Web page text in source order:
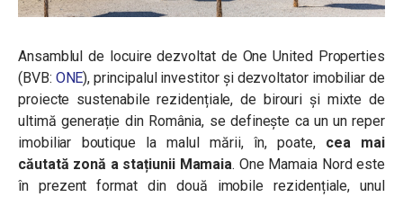
Ansamblul de locuire dezvoltat de One United Properties
(BVB: ONE), principalul investitor și dezvoltator imobiliar de
proiecte sustenabile rezidențiale, de birouri și mixte de
ultimă generație din România, se definește ca un un reper
imobiliar boutique la malul mării, în, poate, cea mai
căutată zonă a stațiunii Mamaia. One Mamaia Nord este
în prezent format din două imobile rezidențiale, unul